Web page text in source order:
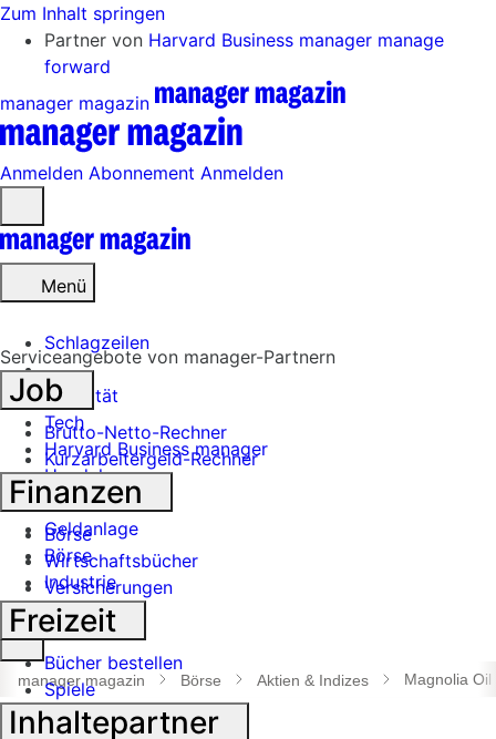
Zum Inhalt springen
Partner von Harvard Business manager manage
forward
manager magazin
Anmelden Abonnement Anmelden
öffnen
Menü
Schlagzeilen
Mobilität
Tech
Harvard Business manager
Handel
Banken
Geldanlage
Börse
Industrie
Suche
öffnen
manager magazin Börse Aktien & Indizes Magnolia
Serviceangebote von manager-Partnern
Job
Brutto-Netto-Rechner
Kurzarbeitergeld-Rechner
Finanzen
Börse
Wirtschaftsbücher
Versicherungen
Freizeit
Bücher bestellen
Spiele
Inhaltepartner